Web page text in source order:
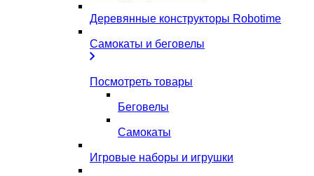
Деревянные конструкторы Robotime
Самокаты и беговелы
Посмотреть товары
Беговелы
Самокаты
Игровые наборы и игрушки